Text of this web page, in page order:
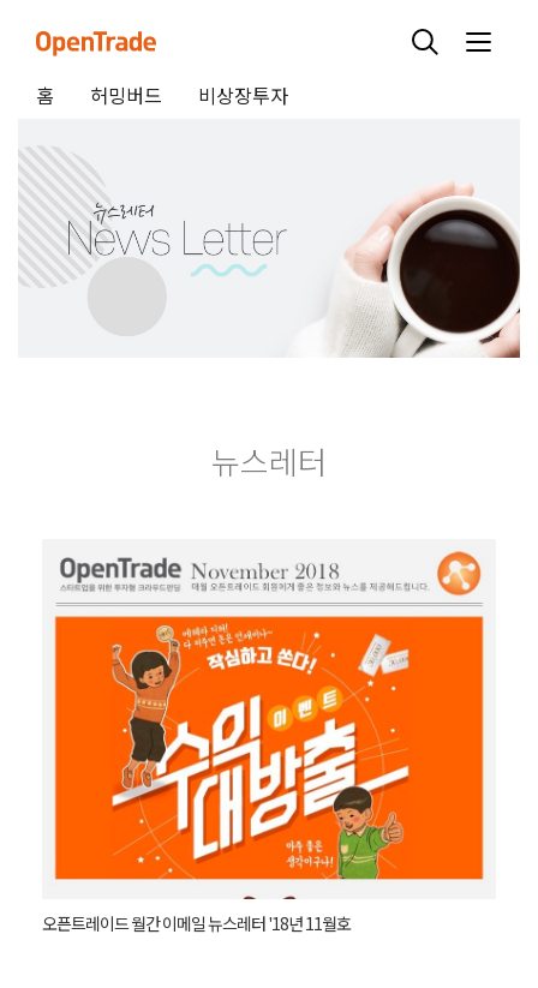
홈 허밍버드 비상장투자
뉴스레터
오픈트레이드 월간 이메일 뉴스레터 '18년 11월호